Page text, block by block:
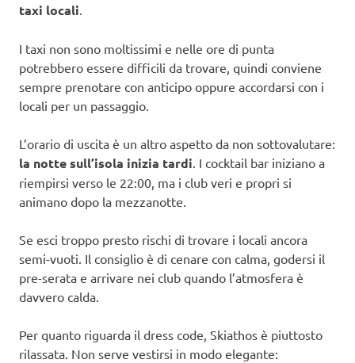
taxi locali
I taxi non sono moltissimi e nelle ore di punta
potrebbero essere difficili da trovare, quindi conviene
sempre prenotare con anticipo oppure accordarsi con i
locali per un passaggio.
L’orario di uscita è un altro aspetto da non sottovalutare:
la notte sull’isola inizia tardi . I cocktail bar iniziano a
riempirsi verso le 22:00, ma i club veri e propri si
animano dopo la mezzanotte.
Se esci troppo presto rischi di trovare i locali ancora
semi-vuoti. Il consiglio è di cenare con calma, godersi il
pre-serata e arrivare nei club quando l’atmosfera è
davvero calda.
Per quanto riguarda il dress code, Skiathos è piuttosto
rilassata. Non serve vestirsi in modo elegante: